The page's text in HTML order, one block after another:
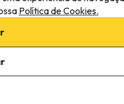
179 €
2
Política de Cookies.